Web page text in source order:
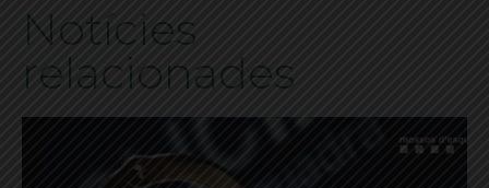
Notícies
relacionades